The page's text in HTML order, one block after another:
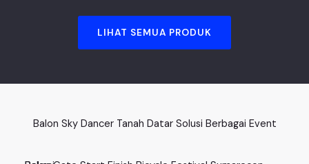
LIHAT SEMUA PRODUK
Balon Sky Dancer Tanah Datar Solusi Berbagai Event